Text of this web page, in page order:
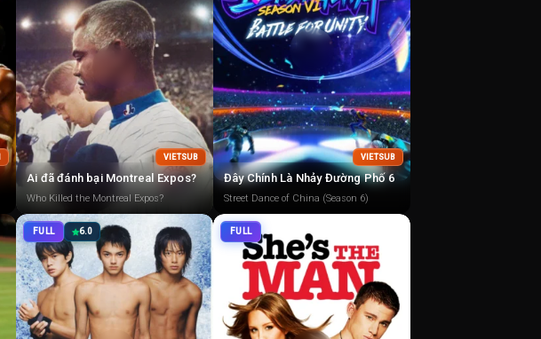
VIETSUB
Ai đã đánh bại Montreal Expos?
Who Killed the Montreal Expos?
VIETSUB
Đây Chính Là Nhảy Đường Phố 6
Street Dance of China (Season 6)
FULL 6.0 FULL